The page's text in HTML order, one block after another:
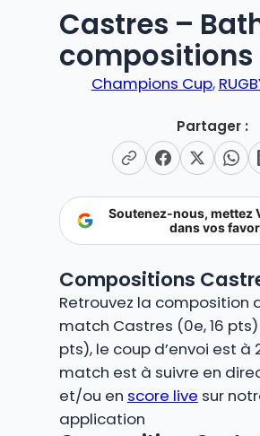
Castres –
compositions
Champions Cup,
Partager :
Soutenez-nous, mettez
dans vos
Compositions
Retrouvez la composition
match Castres (0e, 16
pts), le coup d’envoi est à
match est à suivre en
et/ou en score live sur
application